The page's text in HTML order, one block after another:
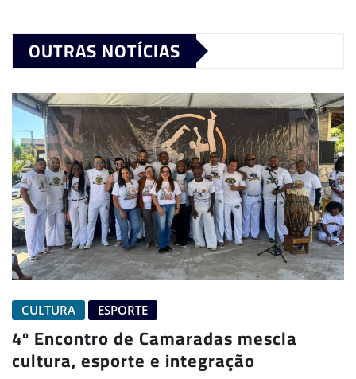
OUTRAS NOTÍCIAS
CULTURA ESPORTE
4º Encontro de Camaradas mescla
cultura, esporte e integração